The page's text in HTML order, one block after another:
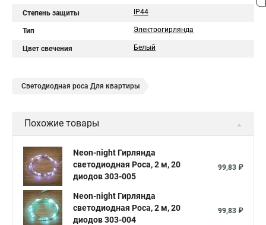
Степень защиты IP44
Тип Электрогирлянда
Цвет свечения Белый
Светодиодная роса Для квартиры
Похожие товары
Neon-night Гирлянда
светодиодная Роса, 2 м, 20
диодов 303-005
99,83 ₽
Neon-night Гирлянда
светодиодная Роса, 2 м, 20
диодов 303-004
99,83 ₽